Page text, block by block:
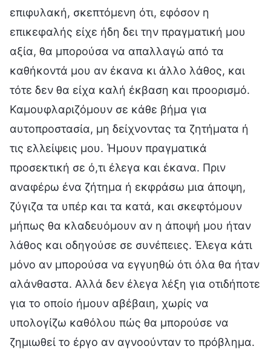
επιφυλακή, σκεπτόμενη ότι, εφόσον η
επικεφαλής είχε ήδη δει την πραγματική μου
αξία, θα μπορούσα να απαλλαγώ από τα
καθήκοντά μου αν έκανα κι άλλο λάθος, και
τότε δεν θα είχα καλή έκβαση και προορισμό.
Καμουφλαριζόμουν σε κάθε βήμα για
αυτοπροστασία, μη δείχνοντας τα ζητήματα ή
τις ελλείψεις μου. Ήμουν πραγματικά
προσεκτική σε ό,τι έλεγα και έκανα. Πριν
αναφέρω ένα ζήτημα ή εκφράσω μια άποψη,
ζύγιζα τα υπέρ και τα κατά, και σκεφτόμουν
μήπως θα κλαδευόμουν αν η άποψή μου ήταν
λάθος και οδηγούσε σε συνέπειες. Έλεγα κάτι
μόνο αν μπορούσα να εγγυηθώ ότι όλα θα ήταν
αλάνθαστα. Αλλά δεν έλεγα λέξη για οτιδήποτε
για το οποίο ήμουν αβέβαιη, χωρίς να
υπολογίζω καθόλου πώς θα μπορούσε να
ζημιωθεί το έργο αν αγνοούνταν το πρόβλημα.